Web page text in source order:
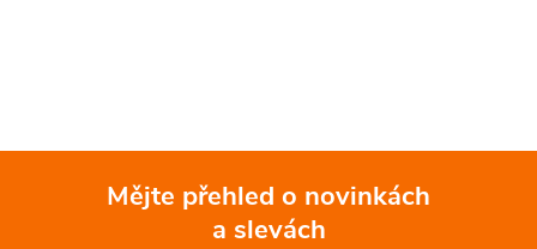
Mějte přehled o novinkách
a slevách